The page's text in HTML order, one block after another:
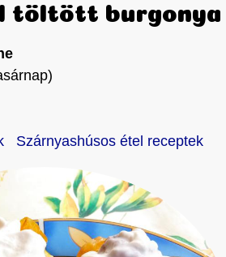
töltött burgonya
Szárnyashúsos étel receptek